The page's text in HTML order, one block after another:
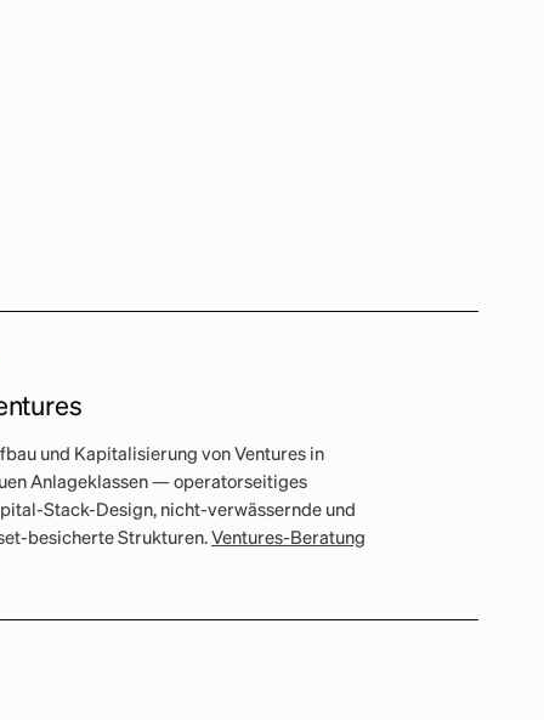
und Kapitalisierung von Ventures in
Anlageklassen — operatorseitiges
Stack-Design, nicht-verwässernde und
besicherte Strukturen.Ventures-Beratung